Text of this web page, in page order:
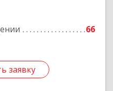
66
заявку
заявку